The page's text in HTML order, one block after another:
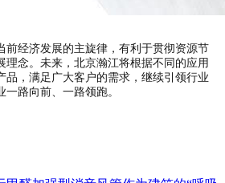
前经济发展的主旋律，有利于贯彻资源节
理念。未来，北京瀚江将根据不同的应用
品，满足广大客户的需求，继续引领行业
路向前、一路领跑。